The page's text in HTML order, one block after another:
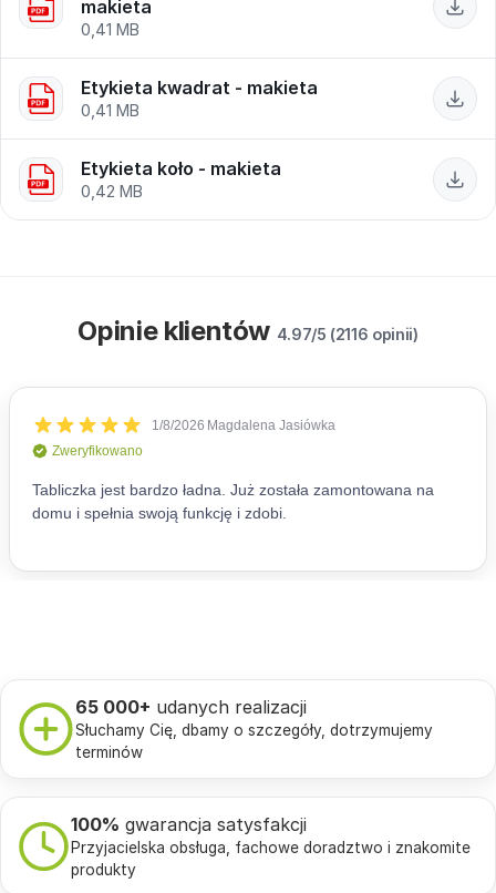
makieta
Etykieta kwadrat - makieta
Etykieta koło - makieta
Opinie klientów 4.97/5 (2116 opinii)
65 000+ udanych realizacji
Słuchamy Cię, dbamy o szczegóły, dotrzymujemy
terminów
100% gwarancja satysfakcji
Przyjacielska obsługa, fachowe doradztwo i znakomite
produkty